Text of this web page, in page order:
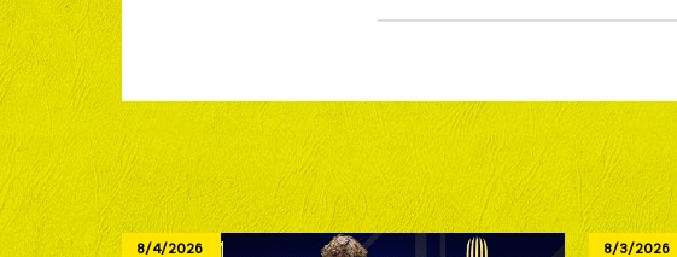
8/4/2026 8/3/2026